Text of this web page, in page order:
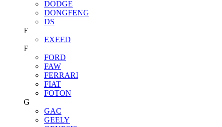
DODGE
DONGFENG
DS
E
EXEED
F
FORD
FAW
FERRARI
FIAT
FOTON
G
GAC
GEELY